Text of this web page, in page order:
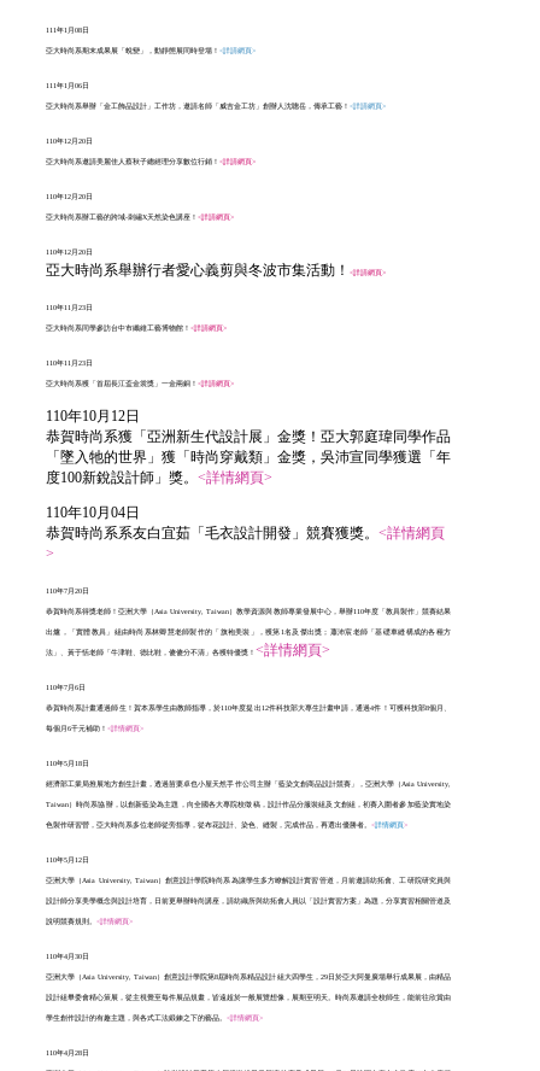
111年1月08日
亞大時尚系期末成果展「蛻變」，動靜態展同時登場！ <詳請網頁>
111年1月06日
亞大時尚系舉辦「金工飾品設計」工作坊，邀請名師「威吉金工坊」創辦人沈聰岳，傳承工藝！ <詳請網頁>
110年12月20日
亞大時尚系邀請美麗佳人蔡秋子總經理分享數位行銷！ <詳請網頁>
110年12月20日
亞大時尚系辦工藝的跨域-刺繡X天然染色講座！ <詳請網頁>
110年12月20日
亞大時尚系舉辦行者愛心義剪與冬波市集活動！ <詳請網頁>
110年11月23日
亞大時尚系同學參訪台中市纖維工藝博物館！ <詳請網頁>
110年11月23日
亞大時尚系獲「首屆長江盃金裳獎」一金兩銅！ <詳請網頁>
110年10月12日
恭賀時尚系獲「亞洲新生代設計展」金獎！亞大郭庭瑋同學作品
「墜入牠的世界」獲「時尚穿戴類」金獎，吳沛宣同學獲選「年
度100新銳設計師」獎。 <詳情網頁>
110年10月04日
恭賀時尚系系友白宜茹「毛衣設計開發」競賽獲獎。 <詳情網頁
>
110年7月20日
恭賀時尚系得獎老師！亞洲大學（Asia University, Taiwan）教學資源與教師專業發展中心，舉辦110年度「教具製作」競賽結果
出爐，「實體教具」組由時尚系林卿慧老師製作的「旗袍美裝」，獲第1名及傑出獎；蕭沛宸老師「基礎車縫構成的各種方
法」、黃于恬老師「牛津鞋、德比鞋，傻傻分不清」各獲特優獎！ <詳情網頁>
110年7月6日
恭賀時尚系計畫通過師生！賀本系學生由教師指導，於110年度提出12件科技部大專生計畫申請，通過4件！可獲科技部8個月、
每個月6千元補助！ <詳情網頁>
110年5月18日
經濟部工業局推展地方創生計畫，透過苗栗卓也小屋天然手作公司主辦「藍染文創商品設計競賽」，亞洲大學（Asia University,
Taiwan）時尚系協辦，以創新藍染為主題，向全國各大專院校徵稿，設計作品分服裝組及文創組，初賽入圍者參加藍染實地染
色製作研習營，亞大時尚系多位老師從旁指導，從布花設計、染色、縫製，完成作品，再選出優勝者。 < 詳情網頁>
110年5月12日
亞洲大學（Asia University, Taiwan）創意設計學院時尚系為讓學生多方瞭解設計實習管道，月前邀請紡拓會、工研院研究員與
設計師分享美學概念與設計培育，日前更舉辦時尚講座，請紡織所與紡拓會人員以「設計實習方案」為題，分享實習相關管道及
說明競賽規則。 <詳情網頁>
110年4月30日
亞洲大學（Asia University, Taiwan）創意設計學院第8屆時尚系精品設計組大四學生，29日於亞大阿曼廣場舉行成果展，由精品
設計組畢委會精心策展，從主視覺至每件展品規畫，皆遠超於一般展覽想像，展期至明天。時尚系邀請全校師生，能前往欣賞由
學生創作設計的有趣主題，與各式工法鍛鍊之下的藝品。 <詳情網頁>
110年4月28日